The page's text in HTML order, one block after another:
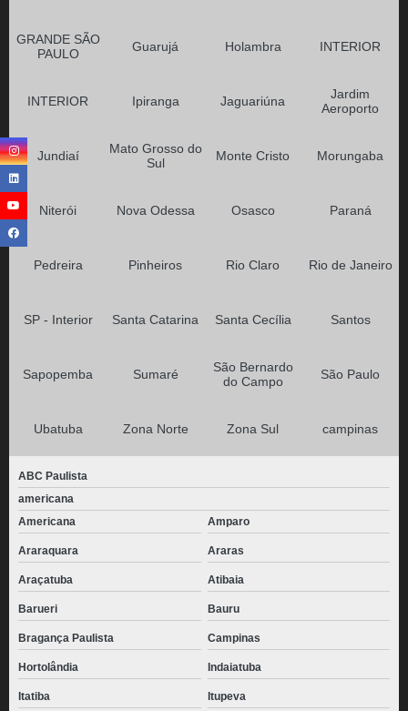
GRANDE SÃO
PAULO
Guarujá Holambra INTERIOR
INTERIOR Ipiranga Jaguariúna
Jardim
Aeroporto
Jundiaí
Mato Grosso do
Sul
Monte Cristo Morungaba
Niterói Nova Odessa Osasco Paraná
Pedreira Pinheiros Rio Claro Rio de Janeiro
SP - Interior Santa Catarina Santa Cecília Santos
Sapopemba Sumaré
São Bernardo
do Campo
São Paulo
Ubatuba Zona Norte Zona Sul campinas
ABC Paulista
americana
Americana
Amparo
Araraquara Araras
Araçatuba Atibaia
Barueri Bauru
Bragança Paulista Campinas
Hortolândia Indaiatuba
Itatiba Itupeva